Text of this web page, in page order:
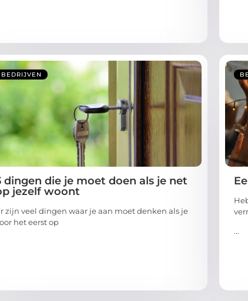
BEDRIJVEN
dingen die je moet doen als je net
jezelf woont
zijn veel dingen waar je aan moet denken als je
het eerst op
...